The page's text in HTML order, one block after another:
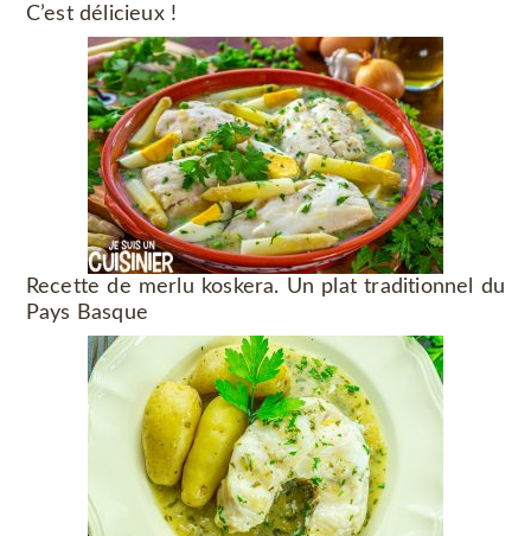
C’est délicieux !
Recette de merlu koskera. Un plat traditionnel du
Pays Basque